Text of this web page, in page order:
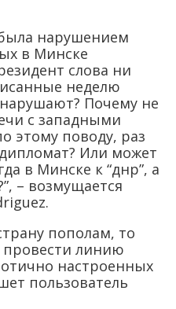
нарушением
в Минске
слова ни
неделю
Почему не
с западными
этому поводу, раз
Или может
в Минске к “днр”, а
– возмущается
пополам, то
линию
настроенных
пользователь